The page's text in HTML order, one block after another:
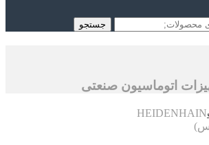
جستجو
اتوماسیون صنعتی
HEIDENHAIN